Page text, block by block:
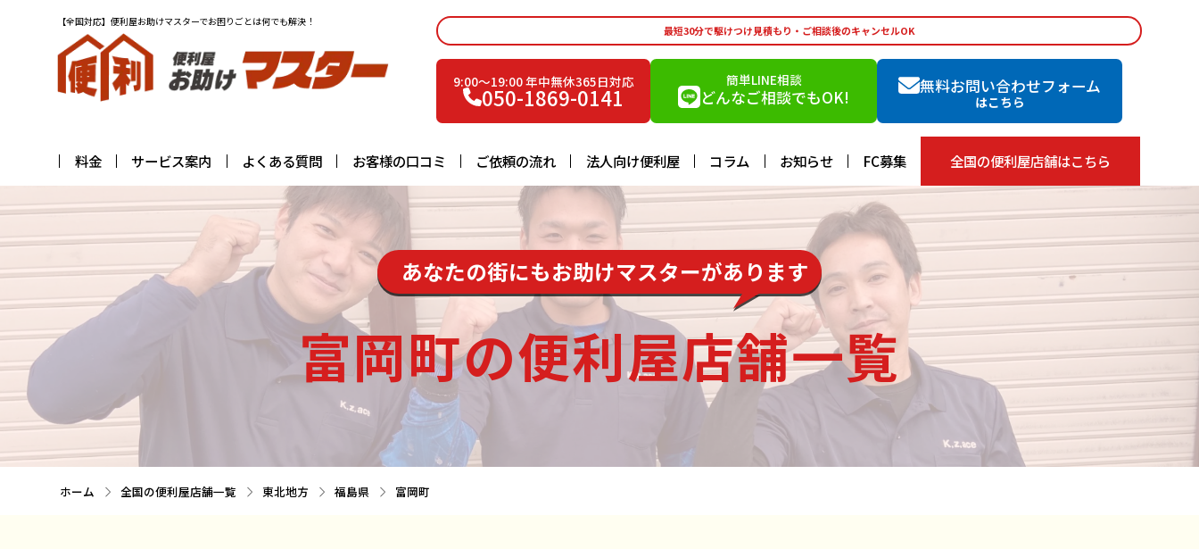
【全国対応】便利屋お助けマスターでお困りごとは何でも解決！
最短30分で駆けつけ見積もり・ご相談後のキャンセルOK
9:00〜19:00 年中無休365日対応
050-1869-0141
簡単LINE相談
どんなご相談でもOK!
無料お問い合わせフォーム
はこちら
料金 サービス案内 よくある質問 お客様の口コミ ご依頼の流れ 法人向け便利屋 コラム お知らせ FC募集 全国の便利屋店舗はこちら
あなたの街にもお助けマスターがあります
富岡町の便利屋店舗一覧
ホーム 全国の便利屋店舗一覧 東北地方 福島県 富岡町